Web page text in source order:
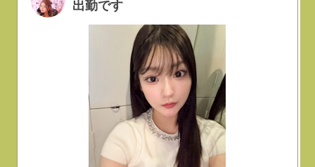
出勤です